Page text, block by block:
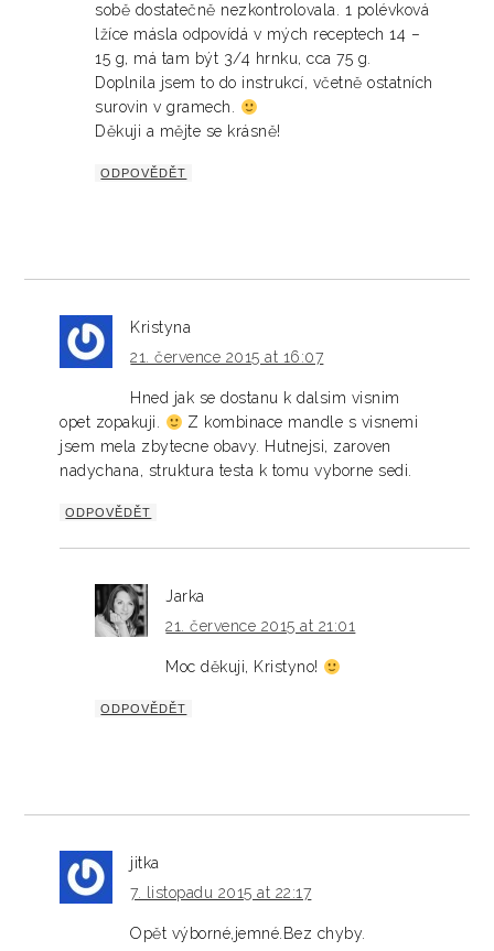
sobě dostatečně nezkontrolovala. 1 polévková
lžíce másla odpovídá v mých receptech 14 –
15 g, má tam být 3/4 hrnku, cca 75 g.
Doplnila jsem to do instrukcí, včetně ostatních
surovin v gramech.
Děkuji a mějte se krásně!
ODPOVĚDĚT
Kristyna
21. července 2015 at 16:07
Hned jak se dostanu k dalsim visnim
opet zopakuji.
Z kombinace mandle s visnemi
jsem mela zbytecne obavy. Hutnejsi, zaroven
nadychana, struktura testa k tomu vyborne sedi.
ODPOVĚDĚT
Jarka
21. července 2015 at 21:01
Moc děkuji, Kristyno!
ODPOVĚDĚT
jitka
7. listopadu 2015 at 22:17
Opět výborné,jemné.Bez chyby.